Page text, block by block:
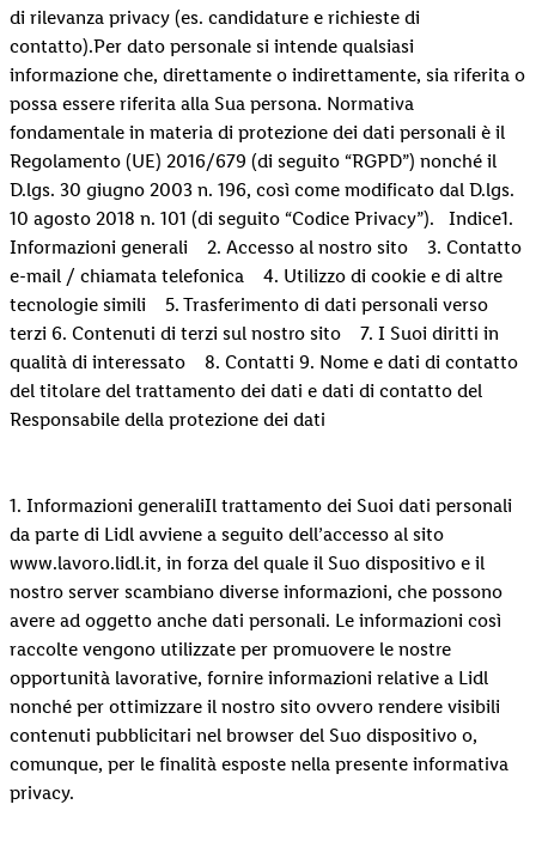
di rilevanza privacy (es. candidature e richieste di
contatto).Per dato personale si intende qualsiasi
informazione che, direttamente o indirettamente, sia riferita o
possa essere riferita alla Sua persona. Normativa
fondamentale in materia di protezione dei dati personali è il
Regolamento (UE) 2016/679 (di seguito “RGPD”) nonché il
D.lgs. 30 giugno 2003 n. 196, così come modificato dal D.lgs.
10 agosto 2018 n. 101 (di seguito “Codice Privacy”). Indice1.
Informazioni generali 2. Accesso al nostro sito 3. Contatto
e-mail / chiamata telefonica 4. Utilizzo di cookie e di altre
tecnologie simili 5. Trasferimento di dati personali verso
terzi 6. Contenuti di terzi sul nostro sito 7. I Suoi diritti in
qualità di interessato 8. Contatti 9. Nome e dati di contatto
del titolare del trattamento dei dati e dati di contatto del
Responsabile della protezione dei dati
1. Informazioni generaliIl trattamento dei Suoi dati personali
da parte di Lidl avviene a seguito dell’accesso al sito
www.lavoro.lidl.it, in forza del quale il Suo dispositivo e il
nostro server scambiano diverse informazioni, che possono
avere ad oggetto anche dati personali. Le informazioni così
raccolte vengono utilizzate per promuovere le nostre
opportunità lavorative, fornire informazioni relative a Lidl
nonché per ottimizzare il nostro sito ovvero rendere visibili
contenuti pubblicitari nel browser del Suo dispositivo o,
comunque, per le finalità esposte nella presente informativa
privacy.